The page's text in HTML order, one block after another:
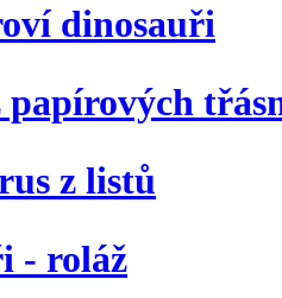
dinosauři
z listů
- roláž